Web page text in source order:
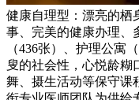
健康自理型：漂亮的栖
事、完美的健康办理、
（436张）、护理公寓
叟的社会性，心悦龄糊
舞、摄生活动等保守课